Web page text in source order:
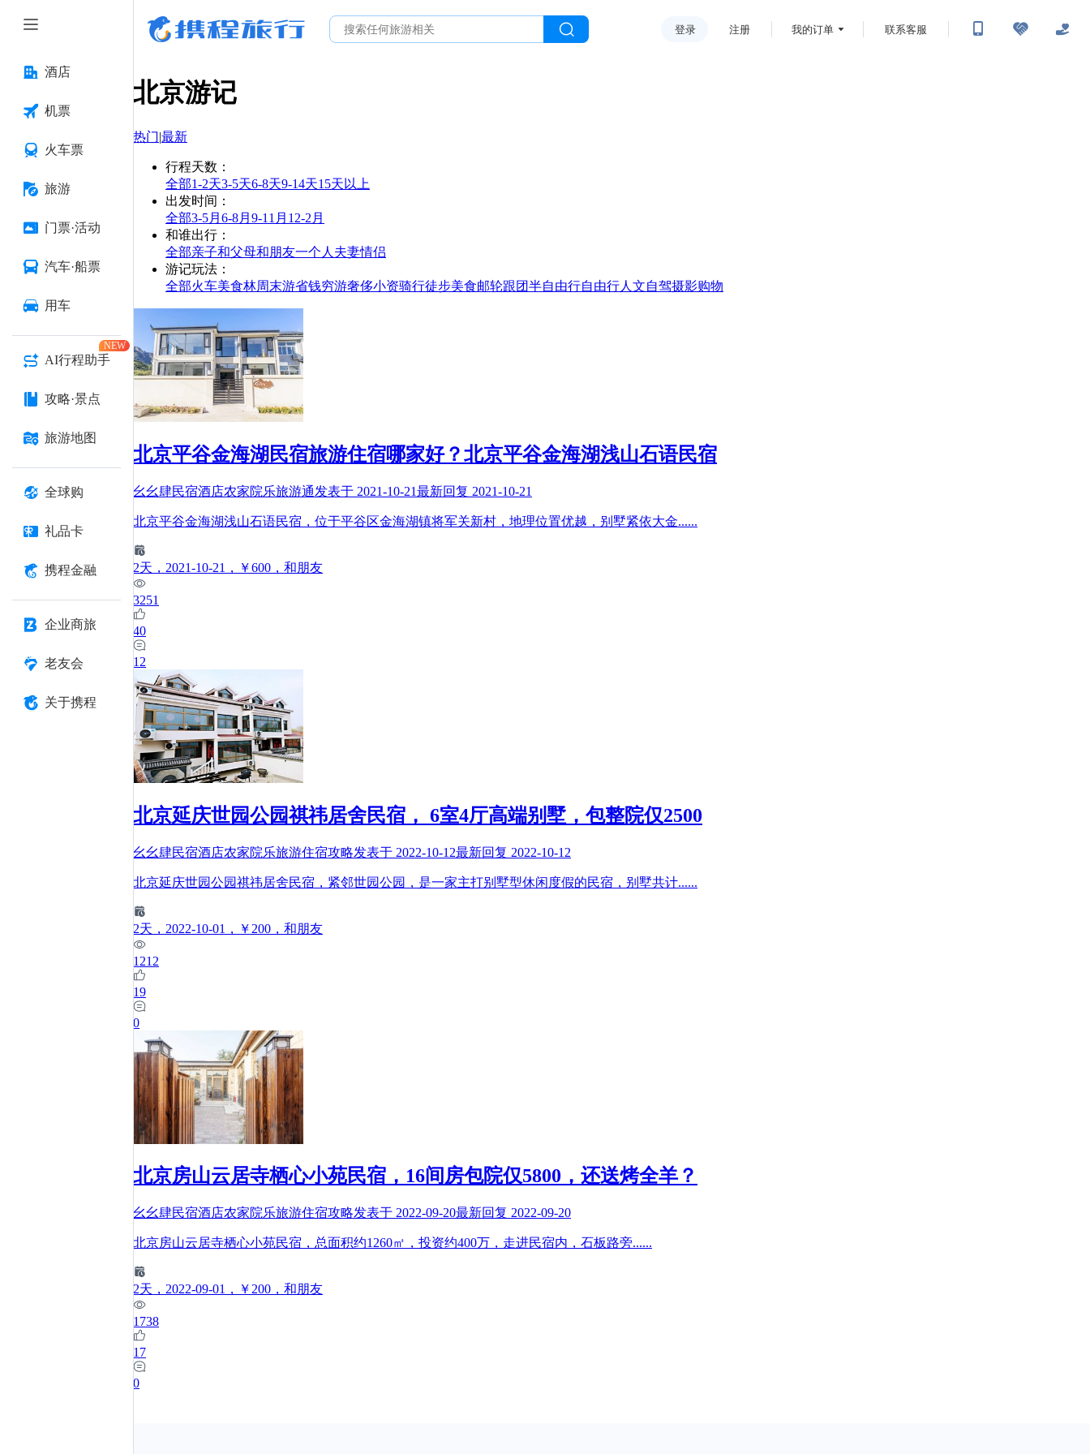
酒店
机票
火车票
旅游
门票·活动
汽车·船票
用车
AI行程助手
NEW
攻略·景点
旅游地图
全球购
礼品卡
携程金融
企业商旅
老友会
关于携程
登录 注册 我的订单 联系客服
北京游记
热门|最新
行程天数 ：
全部1-2天3-5天6-8天9-14天15天以上
出发时间 ：
全部3-5月 6-8月 9-11月 12-2月
和谁出行 ：
全部亲子和父母和朋友一个人 夫妻情侣
游记玩法 ：
全部火车美食林周末游省钱穷游奢侈小资骑行徒步美食邮轮跟团半自由行自由行人文自驾摄影购物
北京平谷金海湖民宿旅游住宿哪家好？北京平谷金海湖浅山石语民宿
幺幺肆民宿酒店农家院乐旅游通发表于 2021-10-21最新回复 2021-10-21
北京平谷金海湖浅山石语民宿，位于平谷区金海湖镇将军关新村，地理位置优越，别墅紧依大金......
2天 ，2021-10-21 ，￥600 ，和朋友
3251
40
12
北京延庆世园公园祺祎居舍民宿， 6室4厅高端别墅，包整院仅2500
幺幺肆民宿酒店农家院乐旅游住宿攻略发表于 2022-10-12最新回复 2022-10-12
北京延庆世园公园祺祎居舍民宿，紧邻世园公园，是一家主打别墅型休闲度假的民宿，别墅共计......
2天 ，2022-10-01 ，￥200 ，和朋友
1212
19
0
北京房山云居寺栖心小苑民宿，16间房包院仅5800，还送烤全羊？
幺幺肆民宿酒店农家院乐旅游住宿攻略发表于 2022-09-20最新回复 2022-09-20
北京房山云居寺栖心小苑民宿，总面积约1260㎡，投资约400万，走进民宿内，石板路旁......
2天 ，2022-09-01 ，￥200 ，和朋友
1738
17
0